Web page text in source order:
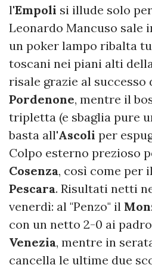
l'Empoli si illude solo
Leonardo Mancuso sale
un poker lampo ribalta
toscani nei piani alti
risale grazie al successo
Pordenone, mentre il
tripletta (e sbaglia pure
basta all'Ascoli per
Colpo esterno prezioso
Cosenza, così come per il
Pescara. Risultati netti
venerdì: al "Penzo" il
con un netto 2-0 ai
Venezia, mentre in
cancella le ultime due